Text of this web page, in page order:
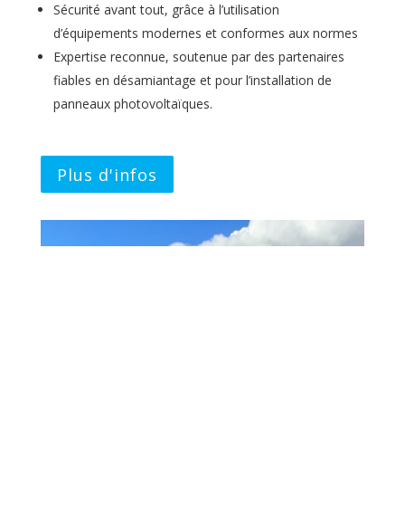
Sécurité avant tout, grâce à l’utilisation
d’équipements modernes et conformes aux normes
Expertise reconnue, soutenue par des partenaires
fiables en désamiantage et pour l’installation de
panneaux photovoltaïques.
Plus d'infos